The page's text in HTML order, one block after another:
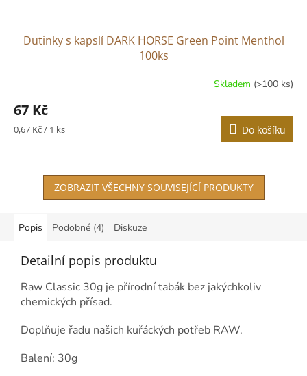
Dutinky s kapslí DARK HORSE Green Point Menthol
100ks
produktu
je
4,0
hvězdiček.
Skladem (>100 ks)
67 Kč
Měrná
0,67 Kč / 1 ks Do košíku
ZOBRAZIT VŠECHNY SOUVISEJÍCÍ PRODUKTY
Popis Podobné (4) Diskuze
Detailní popis produktu
Raw Classic 30g je přírodní tabák bez jakýchkoliv
chemických přísad.
Doplňuje řadu našich kuřáckých potřeb RAW.
Balení: 30g